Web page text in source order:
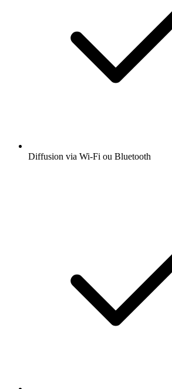
Diffusion via Wi-Fi ou Bluetooth